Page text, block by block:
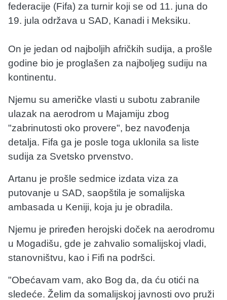
federacije (Fifa) za turnir koji se od 11. juna do
19. jula održava u SAD, Kanadi i Meksiku.
On je jedan od najboljih afričkih sudija, a prošle
godine bio je proglašen za najboljeg sudiju na
kontinentu.
Njemu su američke vlasti u subotu zabranile
ulazak na aerodrom u Majamiju zbog
"zabrinutosti oko provere", bez navođenja
detalja. Fifa ga je posle toga uklonila sa liste
sudija za Svetsko prvenstvo.
Artanu je prošle sedmice izdata viza za
putovanje u SAD, saopštila je somalijska
ambasada u Keniji, koja ju je obradila.
Njemu je priređen herojski doček na aerodromu
u Mogadišu, gde je zahvalio somalijskoj vladi,
stanovništvu, kao i Fifi na podršci.
"Obećavam vam, ako Bog da, da ću otići na
sledeće. Želim da somalijskoj javnosti ovo pruži